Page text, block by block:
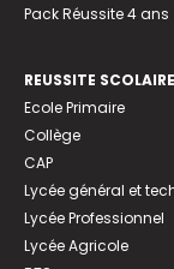
Pack Réussite 4 ans
REUSSITE SCOLAIRE
Ecole Primaire
Collège
CAP
Lycée général et
Lycée Professionnel
Lycée Agricole